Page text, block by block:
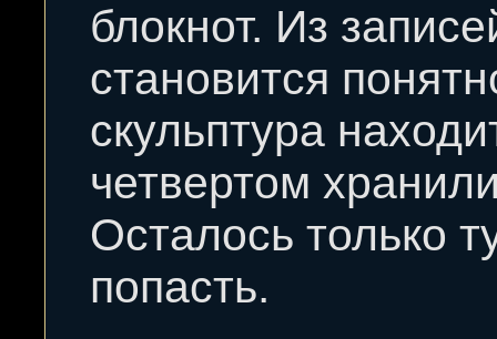
блокнот. Из
становится
скульптура
четвертом
Осталось только
попасть.